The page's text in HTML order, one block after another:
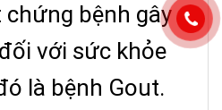
bệnh gây
với sức khỏe
là bệnh Gout.